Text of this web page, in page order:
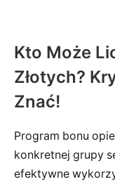
Kto Może
Złotych?
Znać!
Program bonu
konkretnej grupy
efektywne